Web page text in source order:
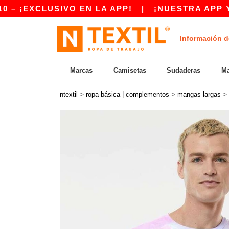
EN LA APP!|¡NUESTRA APP YA
Información
Marcas Camisetas Sudaderas
ntextil > ropa básica | complementos > mangas largas >